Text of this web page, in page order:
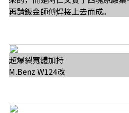
再請鈑金師傅焊接上去而成。
超爆裂寬體加持
M.Benz W124改